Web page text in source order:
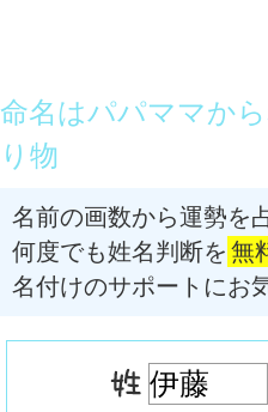
命名はパパママか
り物
名前の画数から運勢を
何度でも姓名判断を 無
名付けのサポートにお